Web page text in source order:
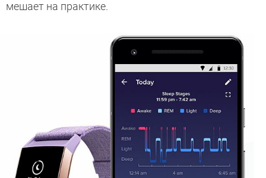
мешает на практике.